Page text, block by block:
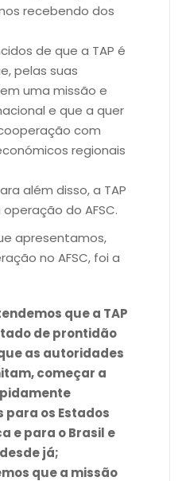
recebendo dos
de que a TAP é
pelas suas
uma missão e
e que a quer
com
regionais
além disso, a TAP
do AFSC.
apresentamos,
no AFSC, foi a
que a TAP
de prontidão
as autoridades
começar a
para os Estados
e para o Brasil e
já;
que a missão